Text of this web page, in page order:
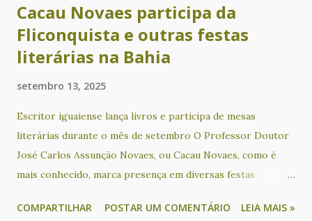
Cacau Novaes participa da
Fliconquista e outras festas
literárias na Bahia
setembro 13, 2025
Escritor iguaiense lança livros e participa de mesas
literárias durante o mês de setembro O Professor Doutor
José Carlos Assunção Novaes, ou Cacau Novaes, como é
mais conhecido, marca presença em diversas festas
escritor é um dos convidados para participar em uma mesa
COMPARTILHAR POSTAR UM COMENTÁRIO LEIA MAIS »